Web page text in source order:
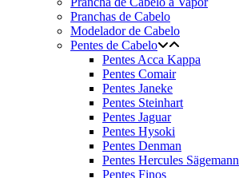
Pranchas de Cabelo
Modelador de Cabelo
Pentes de Cabelo
Pentes Acca Kappa
Pentes Comair
Pentes Janeke
Pentes Steinhart
Pentes Jaguar
Pentes Hysoki
Pentes Denman
Pentes Hercules Sägemann
Pentes Finos